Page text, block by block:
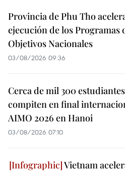
Provincia de Phu Tho
ejecución de los Programas
Objetivos Nacionales
03/08/2026 09:36
Cerca de mil 300 estudiantes
compiten en final
AIMO 2026 en Hanoi
03/08/2026 07:10
Vietnam